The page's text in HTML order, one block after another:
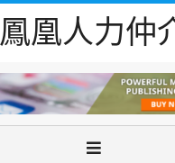
鳳凰人力仲